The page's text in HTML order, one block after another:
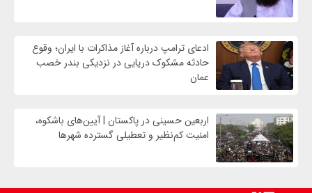
ادعای ترامپ درباره آغاز مذاکرات با ایران؛ وقوع
حادثه مشکوک دریایی در نزدیکی بندر خصب
عمان
اربعین حسینی در پاکستان | آیین‌های باشکوه،
امنیت کم‌نظیر و تعطیلی گسترده شهرها